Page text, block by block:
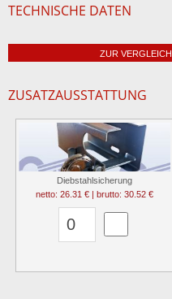
TECHNISCHE DATEN
ZUR
ZUSATZAUSSTATTUNG
Diebstahlsicherung
netto: 26.31 € | brutto: 30.52 €